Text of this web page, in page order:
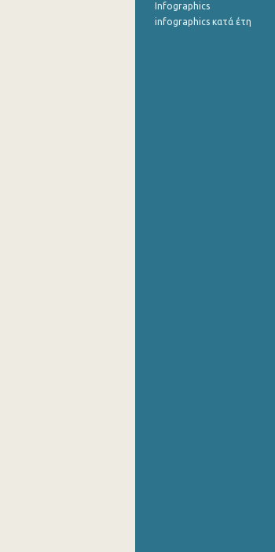
Infographics
infographics κατά έτη